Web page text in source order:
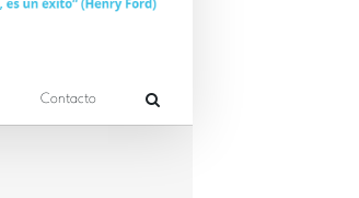
Contacto